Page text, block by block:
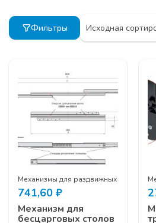
Фильтры
Механизмы для раздвижных столов
741,60 ₽
Механизм для
бесцарговых столов